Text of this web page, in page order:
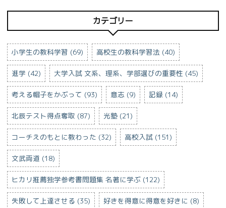
カテゴリー
小学生の教科学習 (69) 高校生の教科学習法 (40)
進学 (42) 大学入試 文系、理系、学部選びの重要性 (45)
考える帽子をかぶって (93) 意志 (9) 記録 (14)
北辰テスト得点奪取 (87) 光塾 (21)
コーチえのもとに教わった (32) 高校入試 (151)
文武両道 (18)
ヒカリ推薦独学参考書問題集 名著に学ぶ (122)
失敗して上達させる (35) 好きを得意に得意を好きに (8)